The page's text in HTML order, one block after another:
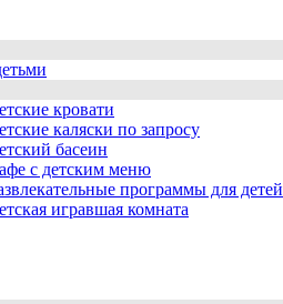
кровати
каляски по запросу
басеин
с детским меню
программы для детей
игравшая комната